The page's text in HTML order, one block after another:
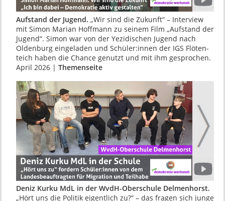
Aufstand der Jugend. „Wir sind die Zukunft“ – Interview
mit Simon Marian Hoffmann zu seinem Film „Aufstand der
Jugend“. Simon war von der Yezidischen Jugend nach
Oldenburg eingeladen und Schüler:innen der IGS Flöten­
teich haben die Chance genutzt und mit ihm gesprochen.
April 2026 | Themenseite
Deniz Kurku MdL in der WvdH-Oberschule Delmenhorst.
„Hört uns die Politik eigentlich zu?“ – das fragen sich junge